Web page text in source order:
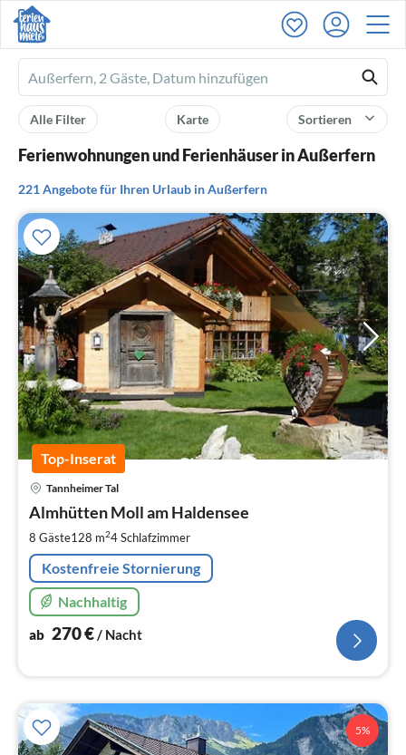
Ferienhausmiete
logo
Sortieren
Karte
Alle Filter
Ferienwohnungen und Ferienhäuser in Außerfern
221 Angebote für Ihren Urlaub in Außerfern
Top-Inserat
Tannheimer Tal
Almhütten Moll am Haldensee
8 Gäste128 m24Schlafzimmer
Kostenfreie Stornierung
Nachhaltig
ab 270€/ Nacht
5%